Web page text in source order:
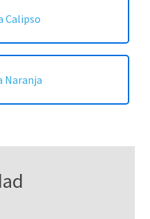
Calipso
Naranja